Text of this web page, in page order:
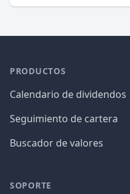
PRODUCTOS
Calendario de dividendos
Seguimiento de cartera
Buscador de valores
SOPORTE